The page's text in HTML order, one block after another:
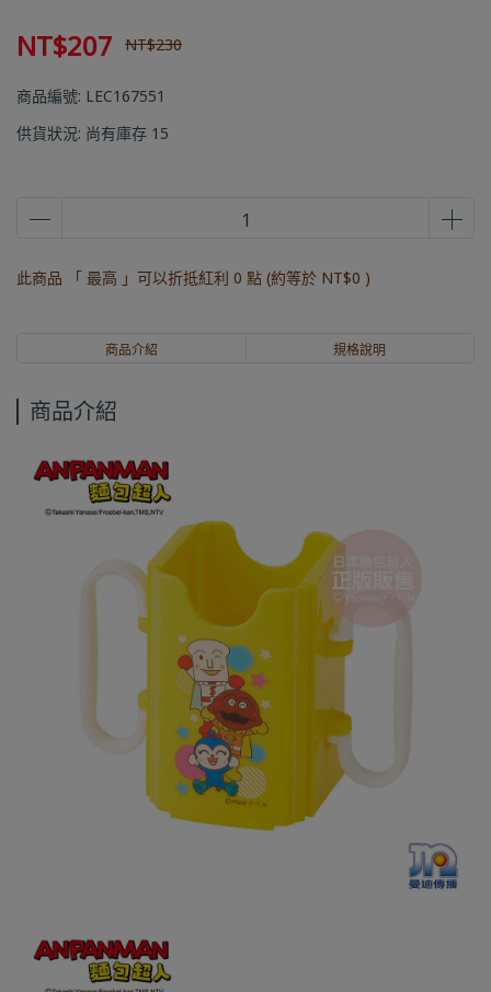
NT$207 NT$230
商品編號: LEC167551
供貨狀況: 尚有庫存 15
此商品 「 最高 」可以折抵紅利 0 點 (約等於 NT$0 )
商品介紹 規格說明
商品介紹